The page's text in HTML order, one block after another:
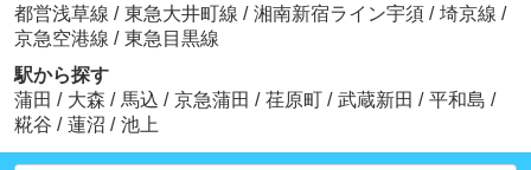
都営浅草線 / 東急大井町線 / 湘南新宿ライン宇須 / 埼京線 /
京急空港線 / 東急目黒線
駅から探す
蒲田 / 大森 / 馬込 / 京急蒲田 / 荏原町 / 武蔵新田 / 平和島 /
糀谷 / 蓮沼 / 池上